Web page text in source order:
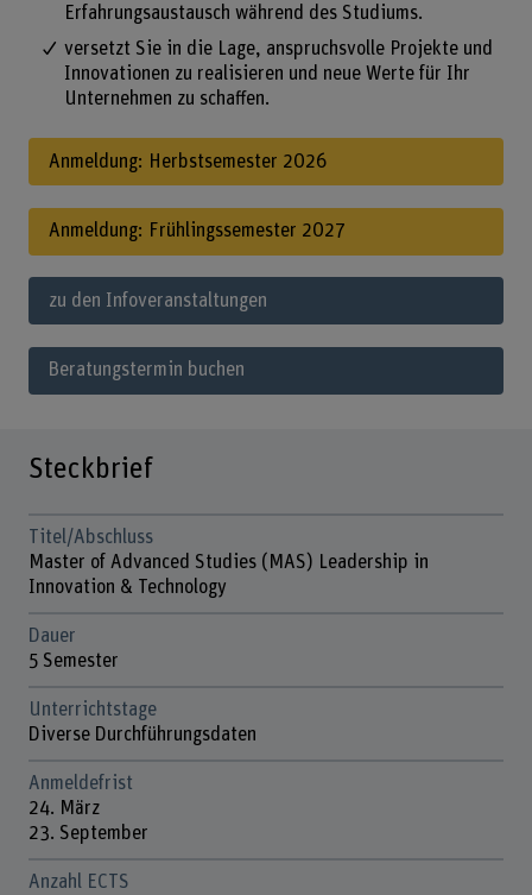
Erfahrungsaustausch während des Studiums.
versetzt Sie in die Lage, anspruchsvolle Projekte und
Innovationen zu realisieren und neue Werte für Ihr
Unternehmen zu schaffen.
Anmeldung: Herbstsemester 2026
Anmeldung: Frühlingssemester 2027
zu den Infoveranstaltungen
Beratungstermin buchen
Steckbrief
Titel/Abschluss
Master of Advanced Studies (MAS) Leadership in
Innovation & Technology
Dauer
5 Semester
Unterrichtstage
Diverse Durchführungsdaten
Anmeldefrist
24. März
23. September
Anzahl ECTS